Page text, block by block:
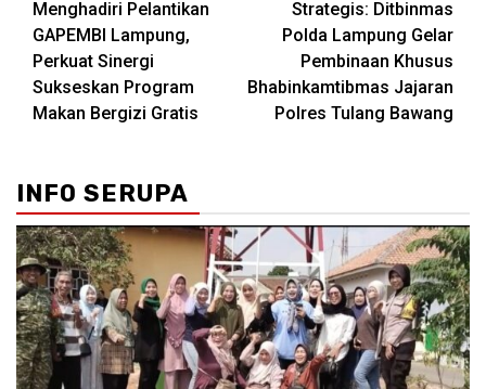
Menghadiri Pelantikan
GAPEMBI Lampung,
Perkuat Sinergi
Sukseskan Program
Makan Bergizi Gratis
Strategis: Ditbinmas
Polda Lampung Gelar
Pembinaan Khusus
Bhabinkamtibmas Jajaran
Polres Tulang Bawang
INFO SERUPA